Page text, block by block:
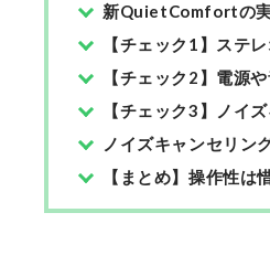
新QuietComfortの実
【チェック1】ステ
【チェック2】電源
【チェック3】ノイ
ノイズキャンセリン
【まとめ】操作性